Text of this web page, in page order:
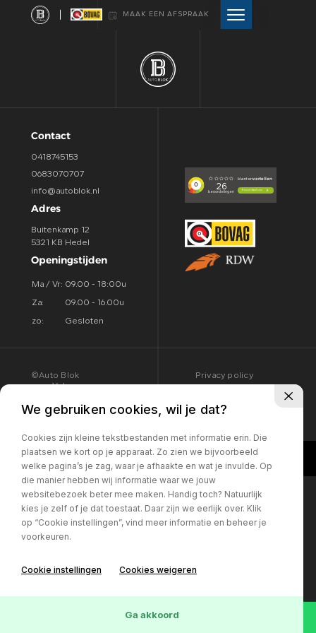
MAAK EEN AFSPRAAK
HOME
VERKOCHT
WEBSHOP
OVER ONS
Contact
0418745153
0683070707
info@autoblok.nl
Adres
Buitenkamp 12
5321 KB Hedel
Openingstijden
Ma / Vr: 09.00 - 18:00u
Za: 09.00 - 16.00u
zo: Gesloten
©Auto Blok
Privacy policy
Volg ons:
We gebruiken cookies, wil je dat?
Cookies zijn kleine tekstbestanden met informatie erin. Die
plaatsen we kort op je apparaat. Zo zien we bijvoorbeeld
welke pagina’s je zag, waar je afhaakte en wat je invulde. Op
die manier hebben wij informatie waar we jouw
websitebezoek beter mee maken. Handig toch? Natuurlijk
kies je zelf of je dat toestaat. Daar zijn we eerlijk over. Klik
op “Cookie instellingen”, vind meer informatie en beheer je
voorkeuren.
Cookie instellingen Cookies weigeren
Ga akkoord